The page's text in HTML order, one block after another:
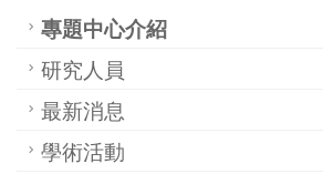
專題中心介紹
研究人員
最新消息
學術活動